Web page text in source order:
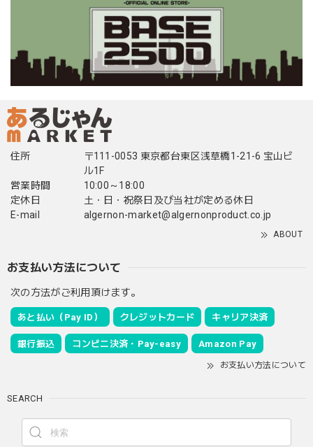
住所
〒111-0053 東京都台東区浅草橋1-21-6 宝山ビ
ル1F
営業時間
10:00～18:00
定休日
土・日・祝祭日及び当社が定める休日
E-mail
algernon-market@algernonproduct.co.jp
ABOUT
お支払い方法について
次の方法がご利用頂けます。
あと払い（Pay ID） クレジットカード キャリア決済
銀行振込 コンビニ決済・Pay-easy Amazon Pay
お支払い方法について
SEARCH